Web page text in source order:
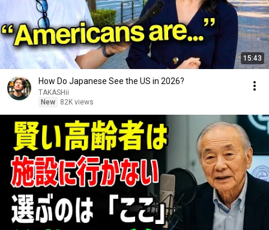
15:43
How Do Japanese See the US in 2026?
TAKASHii
New
82K views